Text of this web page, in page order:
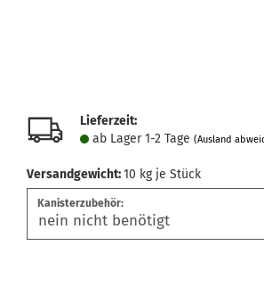
Lieferzeit:
ab Lager 1-2 Tage (Ausland
Versandgewicht:10 kg je Stück
Kanisterzubehör: